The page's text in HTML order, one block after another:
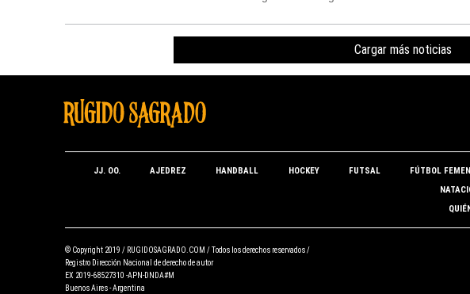
Cargar más noticias
JJ. OO. AJEDREZ HANDBALL HOCKEY FUTSAL FÚTBOL
© Copyright 2019 / RUGIDOSAGRADO.COM / Todos los derechos reservados /
Registro Dirección Nacional de derecho de autor
EX 2019-68527310 -APN-DNDA#M
Buenos Aires - Argentina